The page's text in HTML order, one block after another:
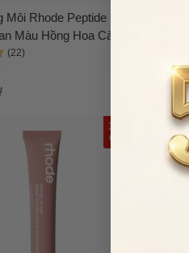
Rhode Peptide Lip
Màu Hồng Hoa Cà 10ml
34%
OFF